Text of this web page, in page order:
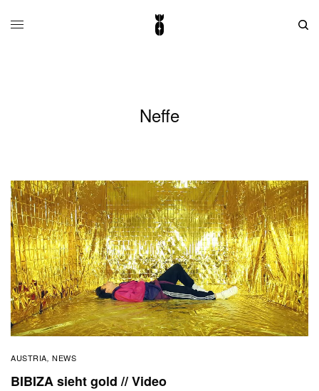
Neffe
AUSTRIA, NEWS
BIBIZA sieht gold // Video